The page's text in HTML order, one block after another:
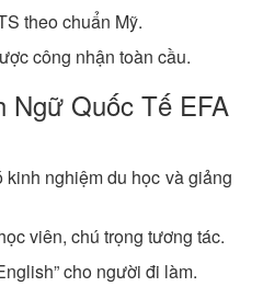
theo chuẩn Mỹ.
công nhận toàn cầu.
Ngữ Quốc Tế EFA
nghiệm du học và giảng
viên, chú trọng tương tác.
cho người đi làm.